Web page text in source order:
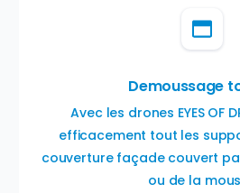
Demoussage
Avec les drones EYES OF
efficacement tout les
couverture façade couvert
ou de la